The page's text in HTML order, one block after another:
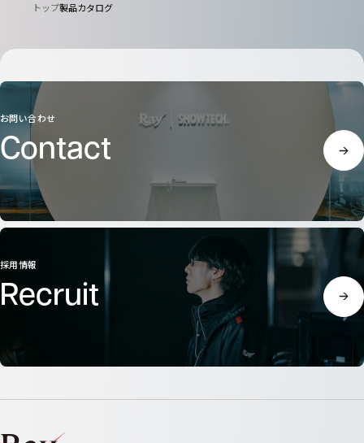
トップ製品カタログ
お問い合わせ
Contact
採用情報
Recruit